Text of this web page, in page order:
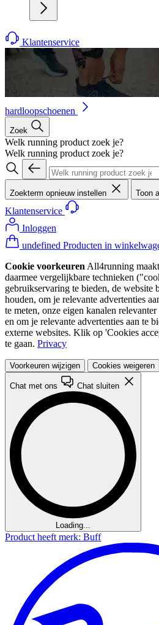
Klantenservice
hardloopschoenen
Zoek
Welk running product zoek je?
Welk running product zoek je?
Zoekterm opnieuw instellen Toon
Klantenservice
Inloggen
undefined Producten in
Cookie voorkeuren All4running
daarmee vergelijkbare technieken
gebruikservaring te bieden, de website
houden, om je relevante advertenties
te meten, onze eigen kanalen
en om je relevante advertenties aan te
externe websites. Klik op 'Cookies
te gaan. Privacy
Voorkeuren wijzigen Cookies weigeren
Chat met ons Chat sluiten
Loading...
Product heeft merk: Buff